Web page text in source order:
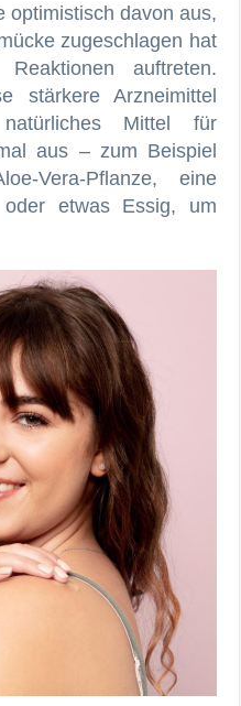
optimistisch davon aus,
zugeschlagen hat
auftreten.
stärkere Arzneimittel
Mittel für
aus – zum Beispiel
Vera-Pflanze, eine
oder etwas Essig, um